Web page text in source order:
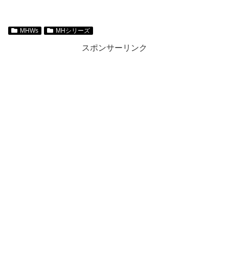
MHWs MHシリーズ
スポンサーリンク